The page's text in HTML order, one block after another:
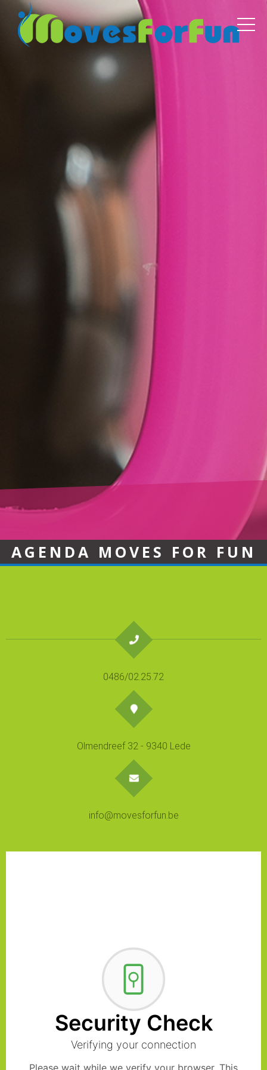
AGENDA MOVES FOR FUN
0486/02.25.72
Olmendreef 32 - 9340 Lede
info@movesforfun.be